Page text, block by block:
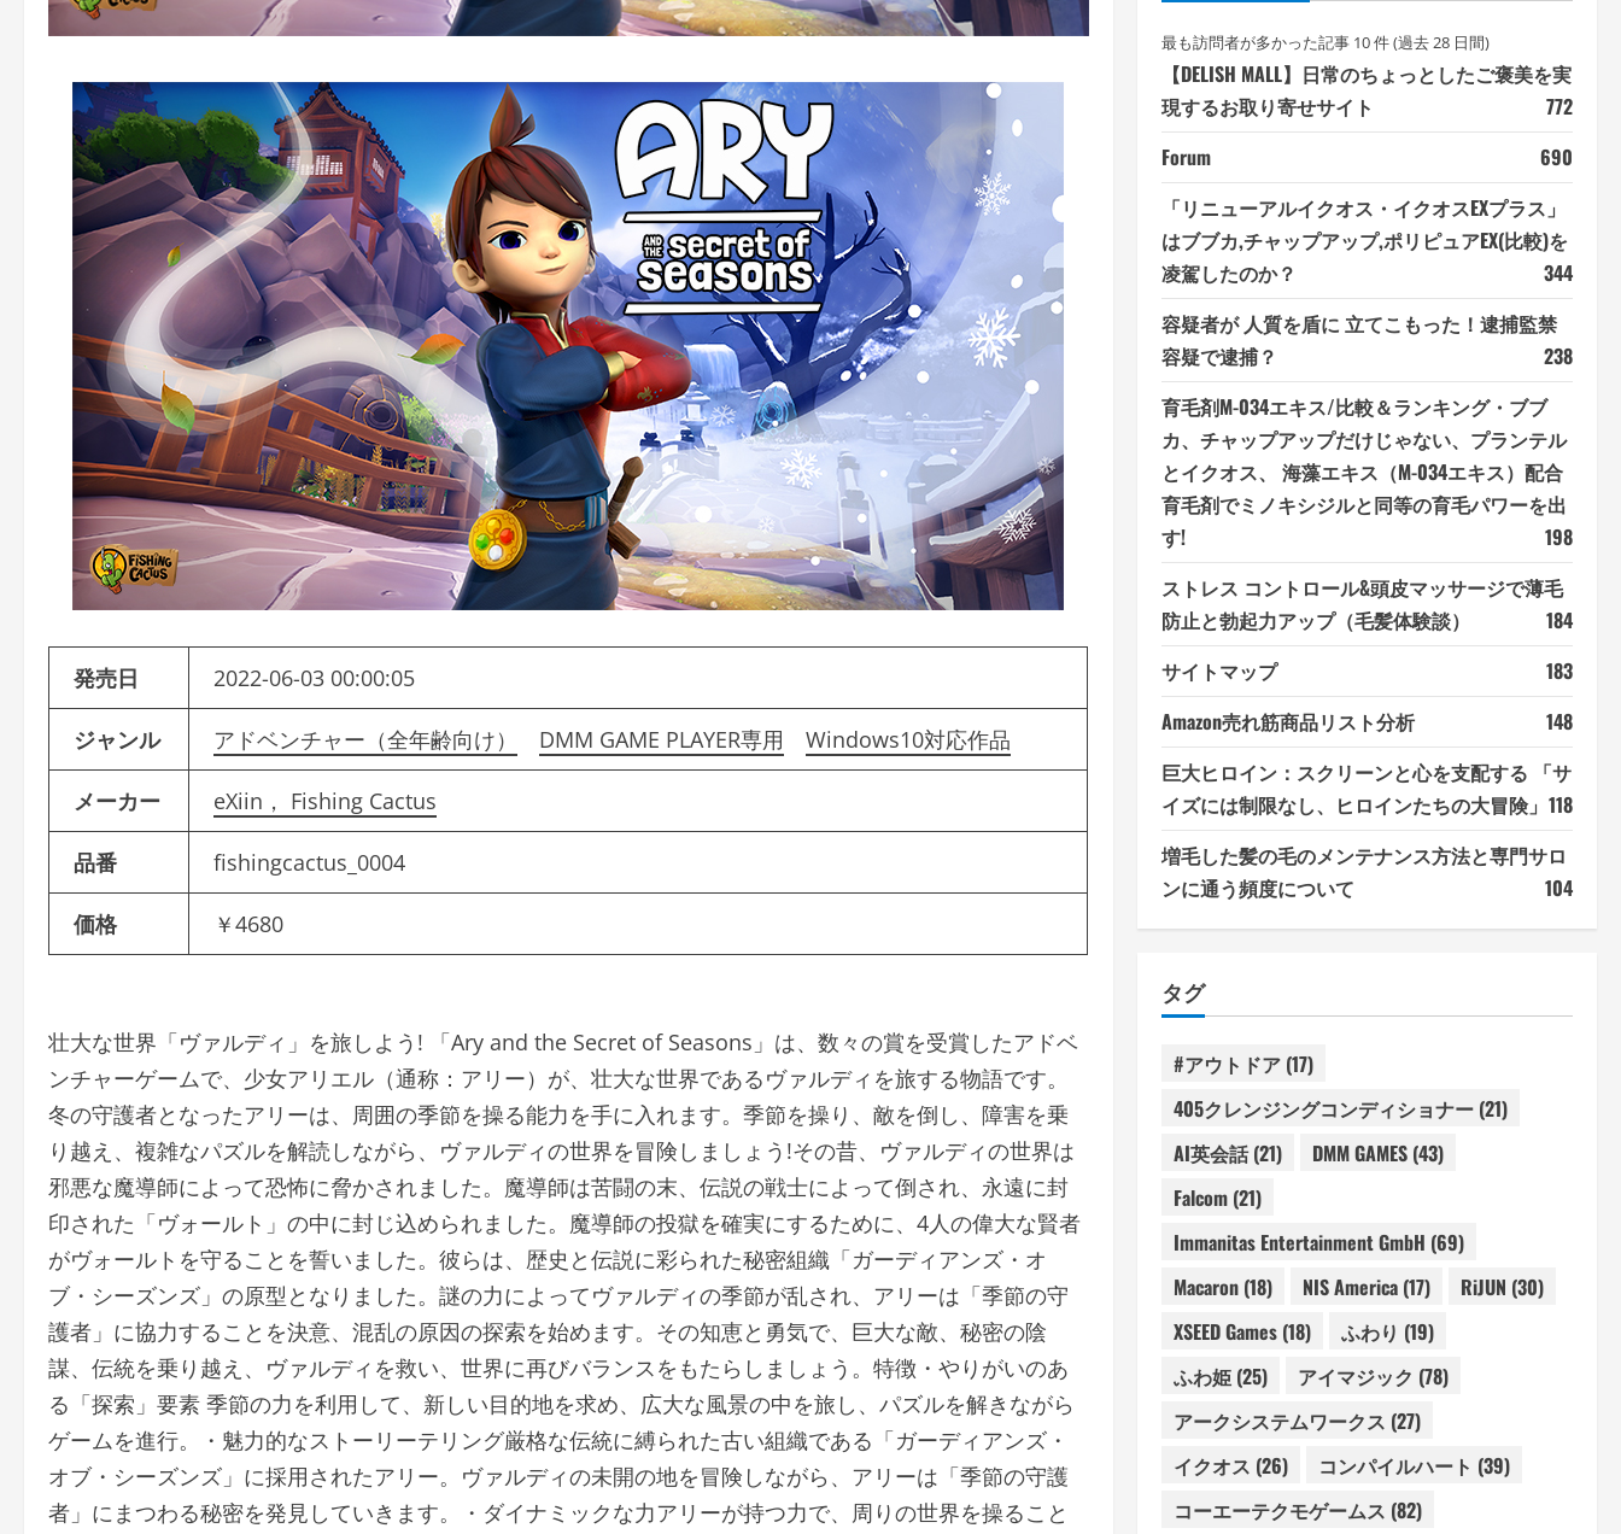
発売日 2022-06-03 00:00:05
ジャンル アドベンチャー（全年齢向け） DMM GAME PLAYER専用 Windows10対応作品
メーカー eXiin， Fishing Cactus
品番 fishingcactus_0004
価格 ￥4680
壮大な世界「ヴァルディ」を旅しよう! 「Ary and the Secret of Seasons」は、数々の賞を受賞したアドベ
ンチャーゲームで、少女アリエル（通称：アリー）が、壮大な世界であるヴァルディを旅する物語です。
冬の守護者となったアリーは、周囲の季節を操る能力を手に入れます。季節を操り、敵を倒し、障害を乗
り越え、複雑なパズルを解読しながら、ヴァルディの世界を冒険しましょう!その昔、ヴァルディの世界は
邪悪な魔導師によって恐怖に脅かされました。魔導師は苦闘の末、伝説の戦士によって倒され、永遠に封
印された「ヴォールト」の中に封じ込められました。魔導師の投獄を確実にするために、4人の偉大な賢者
がヴォールトを守ることを誓いました。彼らは、歴史と伝説に彩られた秘密組織「ガーディアンズ・オ
ブ・シーズンズ」の原型となりました。謎の力によってヴァルディの季節が乱され、アリーは「季節の守
護者」に協力することを決意、混乱の原因の探索を始めます。その知恵と勇気で、巨大な敵、秘密の陰
謀、伝統を乗り越え、ヴァルディを救い、世界に再びバランスをもたらしましょう。特徴・やりがいのあ
る「探索」要素 季節の力を利用して、新しい目的地を求め、広大な風景の中を旅し、パズルを解きながら
ゲームを進行。・魅力的なストーリーテリング厳格な伝統に縛られた古い組織である「ガーディアンズ・
オブ・シーズンズ」に採用されたアリー。ヴァルディの未開の地を冒険しながら、アリーは「季節の守護
者」にまつわる秘密を発見していきます。・ダイナミックな力アリーが持つ力で、周りの世界を操ること
最も訪問者が多かった記事 10 件 (過去 28 日間)
【DELISH MALL】日常のちょっとしたご褒美を実
現するお取り寄せサイト
772
Forum
690
「リニューアルイクオス・イクオスEXプラス」
はブブカ,チャップアップ,ポリピュアEX(比較)を
凌駕したのか？
344
容疑者が 人質を盾に 立てこもった！逮捕監禁
容疑で逮捕？
238
育毛剤M-034エキス/比較＆ランキング・ブブ
カ、チャップアップだけじゃない、プランテル
とイクオス、 海藻エキス（M-034エキス）配合
育毛剤でミノキシジルと同等の育毛パワーを出
す!
198
ストレス コントロール&頭皮マッサージで薄毛
防止と勃起力アップ（毛髪体験談）
184
サイトマップ
183
Amazon売れ筋商品リスト分析
148
巨大ヒロイン：スクリーンと心を支配する 「サ
イズには制限なし、ヒロインたちの大冒険」 118
増毛した髪の毛のメンテナンス方法と専門サロ
ンに通う頻度について
104
タグ
#アウトドア(17)
405クレンジングコンディショナー(21)
AI英会話(21) DMM GAMES(43)
Falcom(21)
Immanitas Entertainment GmbH (69)
Macaron(18) NIS America(17) RiJUN (30)
XSEED Games(18) ふわり (19)
ふわ姫(25) アイマジック (78)
アークシステムワークス (27)
イクオス (26) コンパイルハート (39)
コーエーテクモゲームス (82)